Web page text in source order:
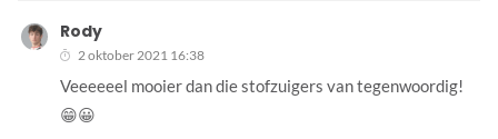
Rody
2 oktober 2021 16:38
Veeeeeel mooier dan die stofzuigers van tegenwoordig!
😁😀